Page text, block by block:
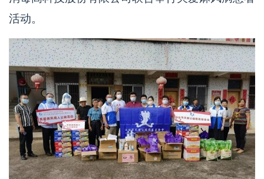
活动。